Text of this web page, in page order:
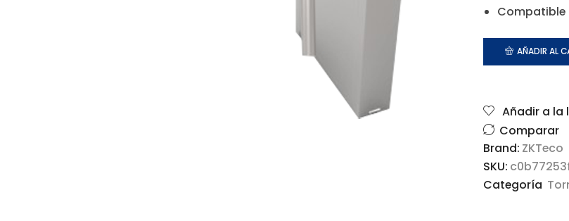
Compatible
AÑADIR AL
Añadir a la
Comparar
Brand: ZKTeco
SKU:
Categoría